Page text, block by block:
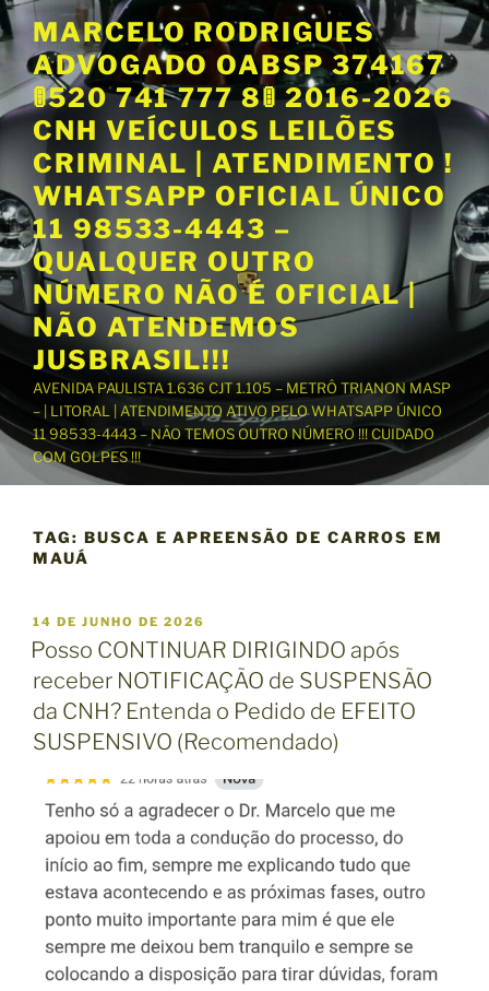
P
u
a
r
r
a
o
c
o
n
t
ú
d
MARCELO RODRIGUES
ADVOGADO OABSP 374167
🚦520 741 777 8🚦 2016-2026
CNH VEÍCULOS LEILÕES
CRIMINAL | ATENDIMENTO !
WHATSAPP OFICIAL ÚNICO
11 98533-4443 –
QUALQUER OUTRO
NÚMERO NÃO É OFICIAL |
NÃO ATENDEMOS
JUSBRASIL!!!
AVENIDA PAULISTA 1.636 CJT 1.105 – METRÔ TRIANON MASP
– | LITORAL | ATENDIMENTO ATIVO PELO WHATSAPP ÚNICO
11 98533-4443 – NÃO TEMOS OUTRO NÚMERO !!! CUIDADO
COM GOLPES !!!
TAG: BUSCA E APREENSÃO DE CARROS EM
MAUÁ
P
U
B
L
C
A
14 DE JUNHO DE 2026
Posso CONTINUAR DIRIGINDO após
receber NOTIFICAÇÃO de SUSPENSÃO
da CNH? Entenda o Pedido de EFEITO
SUSPENSIVO (Recomendado)